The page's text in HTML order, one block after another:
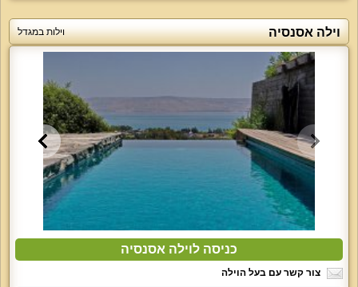
וילה אסנסיה וילות במגדל
כניסה לוילה אסנסיה
צור קשר עם בעל הוילה